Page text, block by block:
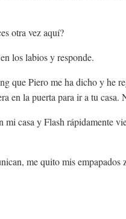
otra vez aquí?
los labios y responde.
que Piero me ha dicho y he
en la puerta para ir a tu casa.
mi casa y Flash rápidamente
me quito mis